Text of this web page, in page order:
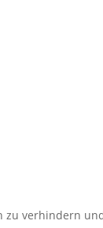
verhindern